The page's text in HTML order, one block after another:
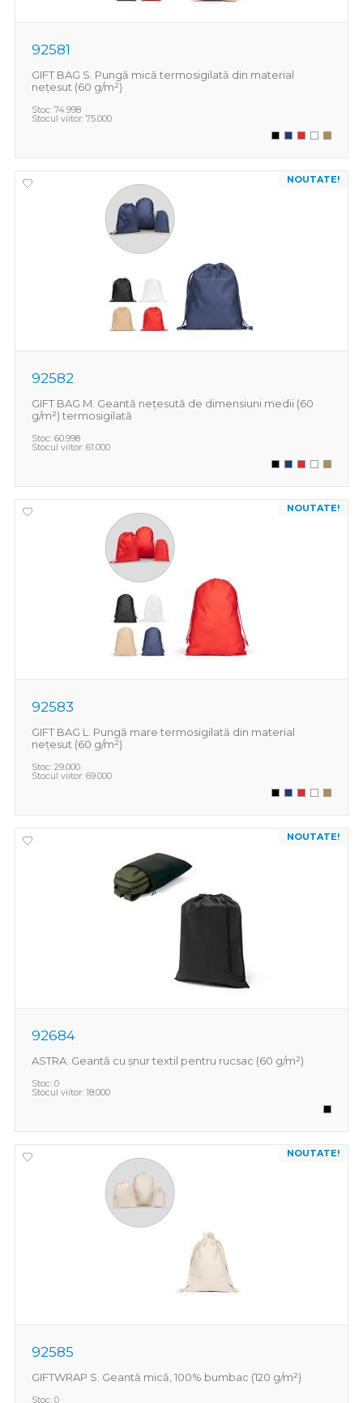
92581
GIFT BAG S. Pungă mică termosigilată din material
nețesut (60 g/m²)
Stoc: 74.998
Stocul viitor: 75.000
NOUTATE!
92582
GIFT BAG M. Geantă nețesută de dimensiuni medii (60
g/m²) termosigilată
Stoc: 60.998
Stocul viitor: 61.000
NOUTATE!
92583
GIFT BAG L. Pungă mare termosigilată din material
nețesut (60 g/m²)
Stoc: 29.000
Stocul viitor: 69.000
NOUTATE!
92684
ASTRA. Geantă cu șnur textil pentru rucsac (60 g/m²)
Stoc: 0
Stocul viitor: 18.000
NOUTATE!
92585
GIFTWRAP S. Geantă mică, 100% bumbac (120 g/m²)
Stoc: 0